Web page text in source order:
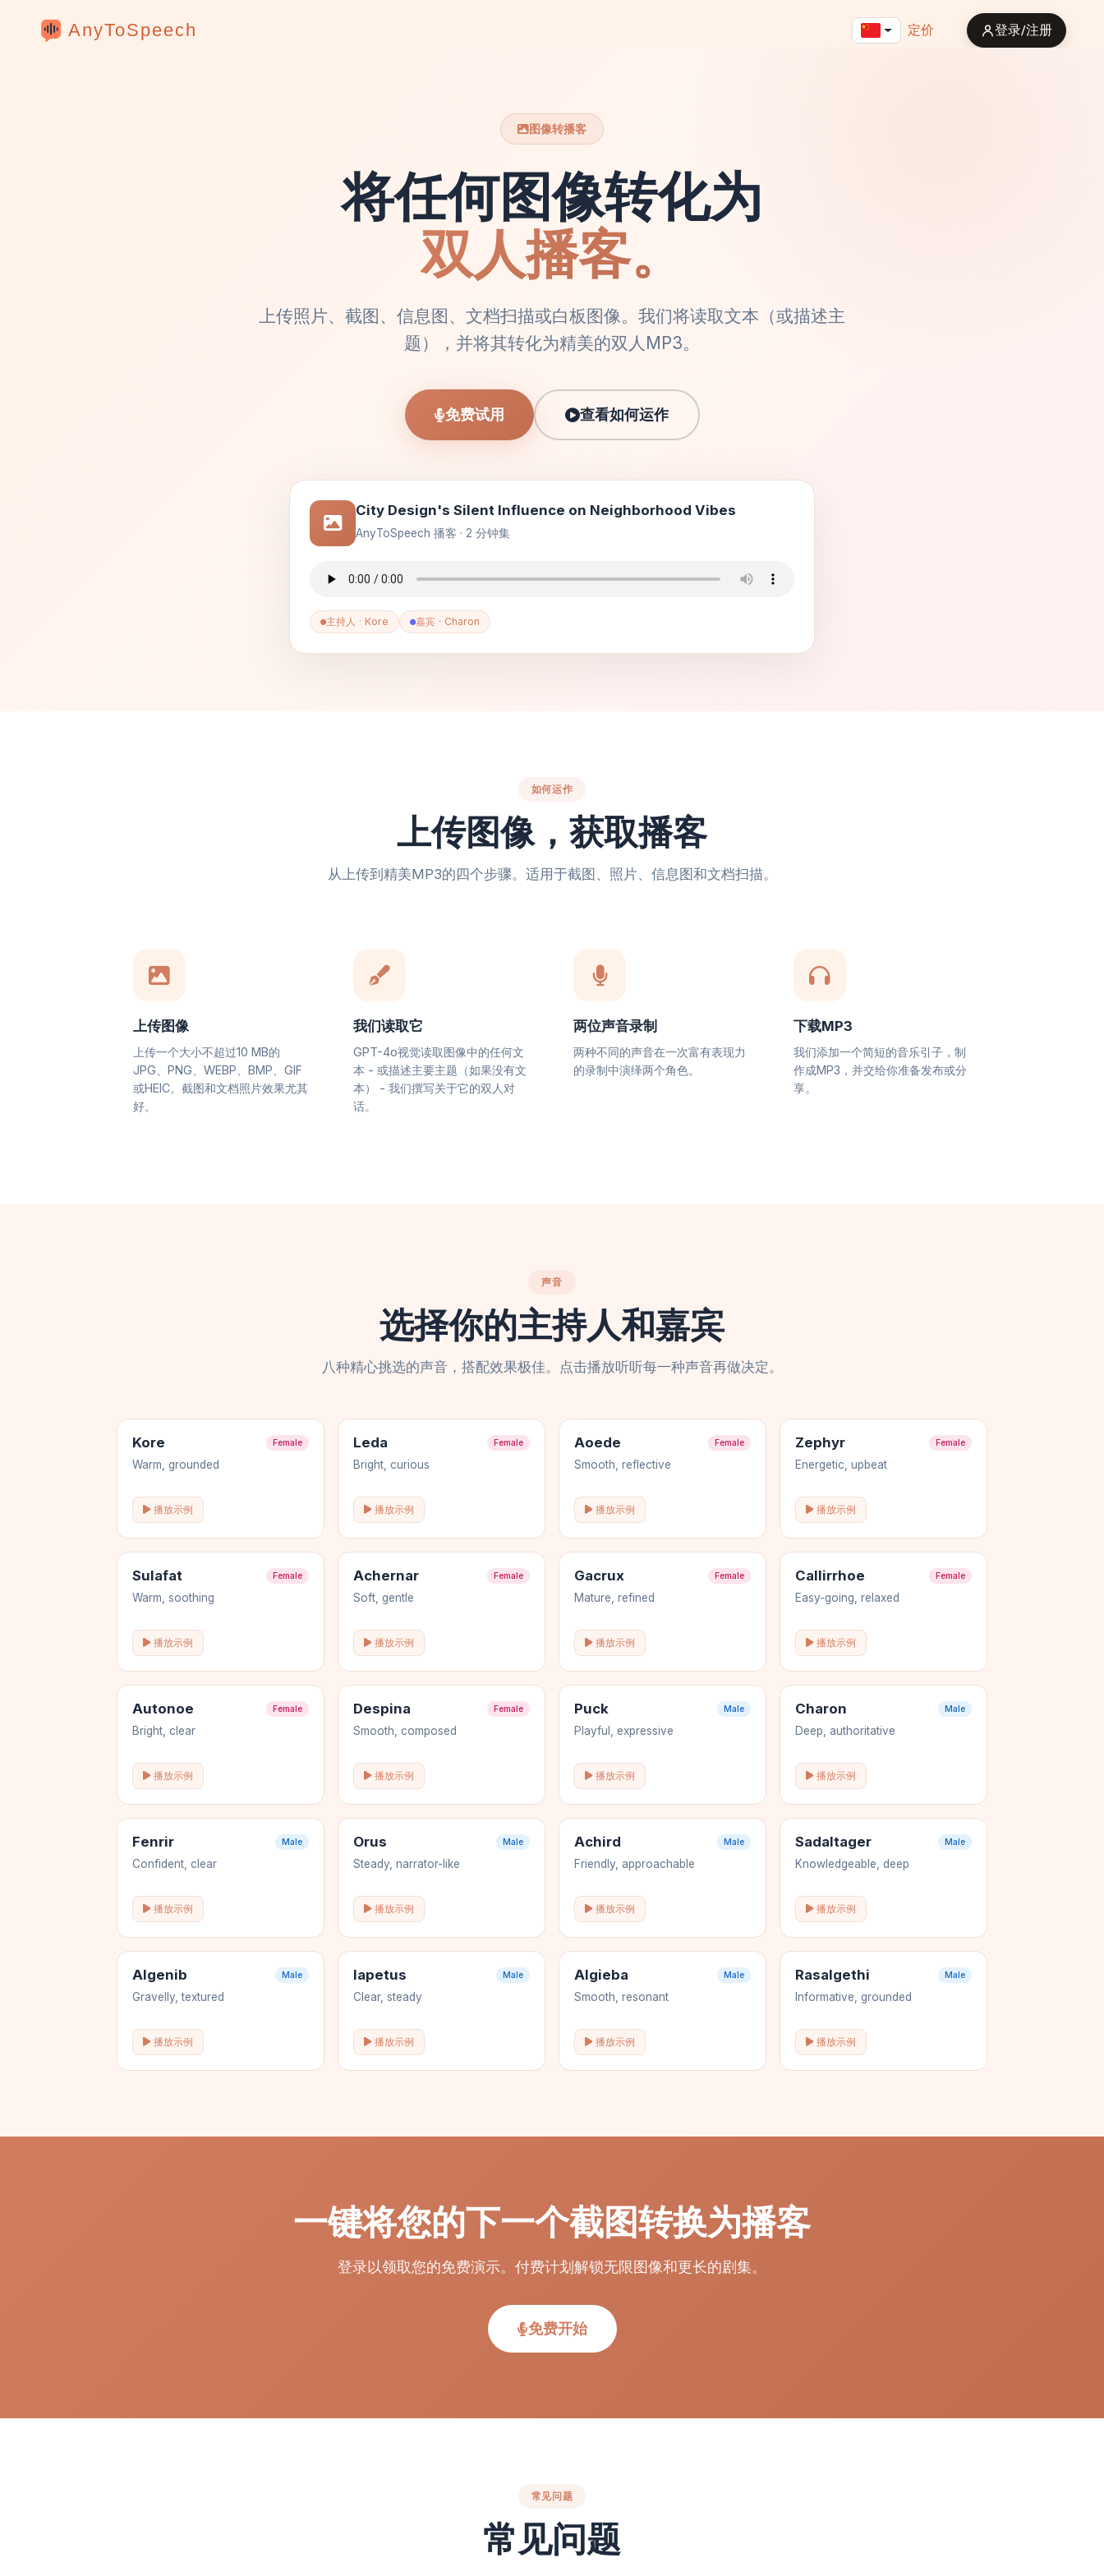
AnyToSpeech 定价 登录/注册
图像转播客
将任何图像转化为
双人播客。
上传照片、截图、信息图、文档扫描或白板图像。我们将读取文本（或描述主
题），并将其转化为精美的双人MP3。
免费试用 查看如何运作
City Design's Silent Influence on Neighborhood Vibes
AnyToSpeech 播客 · 2 分钟集
主持人 · Kore 嘉宾 · Charon
如何运作
上传图像，获取播客
从上传到精美MP3的四个步骤。适用于截图、照片、信息图和文档扫描。
上传图像
上传一个大小不超过10 MB的
JPG、PNG、WEBP、BMP、GIF
或HEIC。截图和文档照片效果尤其
好。
我们读取它
GPT-4o视觉读取图像中的任何文
本 - 或描述主要主题（如果没有文
本） - 我们撰写关于它的双人对
话。
两位声音录制
两种不同的声音在一次富有表现力
的录制中演绎两个角色。
下载MP3
我们添加一个简短的音乐引子，制
作成MP3，并交给你准备发布或分
享。
声音
选择你的主持人和嘉宾
八种精心挑选的声音，搭配效果极佳。点击播放听听每一种声音再做决定。
Kore Female
Warm, grounded
播放示例
Leda Female
Bright, curious
播放示例
Aoede Female
Smooth, reflective
播放示例
Zephyr Female
Energetic, upbeat
播放示例
Sulafat Female
Warm, soothing
播放示例
Achernar Female
Soft, gentle
播放示例
Gacrux Female
Mature, refined
播放示例
Callirrhoe Female
Easy-going, relaxed
播放示例
Autonoe Female
Bright, clear
播放示例
Despina Female
Smooth, composed
播放示例
Puck Male
Playful, expressive
播放示例
Charon Male
Deep, authoritative
播放示例
Fenrir Male
Confident, clear
播放示例
Orus Male
Steady, narrator-like
播放示例
Achird Male
Friendly, approachable
播放示例
Sadaltager Male
Knowledgeable, deep
播放示例
Algenib Male
Gravelly, textured
播放示例
Iapetus Male
Clear, steady
播放示例
Algieba Male
Smooth, resonant
播放示例
Rasalgethi Male
Informative, grounded
播放示例
一键将您的下一个截图转换为播客
登录以领取您的免费演示。付费计划解锁无限图像和更长的剧集。
免费开始
常见问题
常见问题